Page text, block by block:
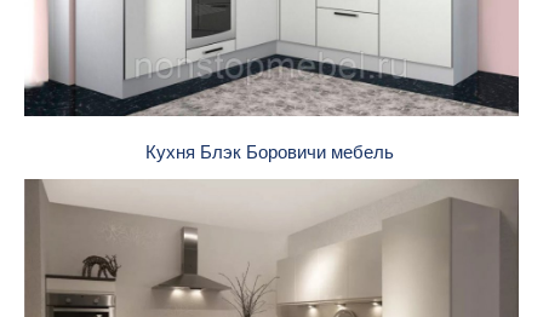
Кухня Блэк Боровичи мебель